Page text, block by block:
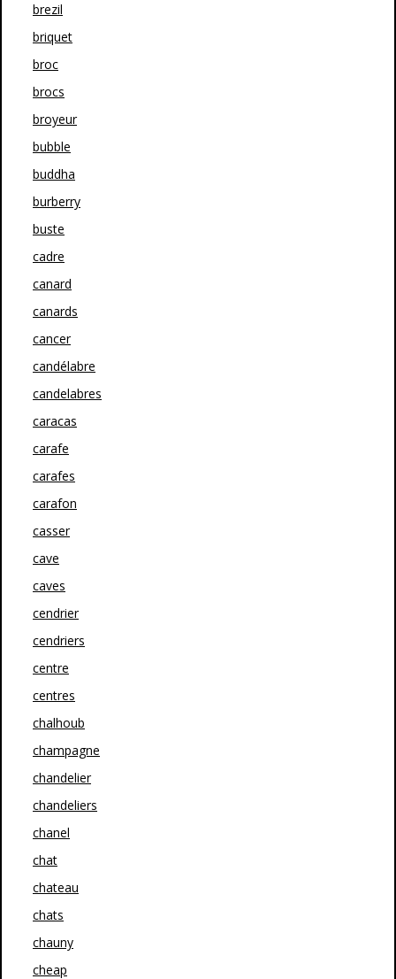
brezil
briquet
broc
brocs
broyeur
bubble
buddha
burberry
buste
cadre
canard
canards
cancer
candélabre
candelabres
caracas
carafe
carafes
carafon
casser
cave
caves
cendrier
cendriers
centre
centres
chalhoub
champagne
chandelier
chandeliers
chanel
chat
chateau
chats
chauny
cheap